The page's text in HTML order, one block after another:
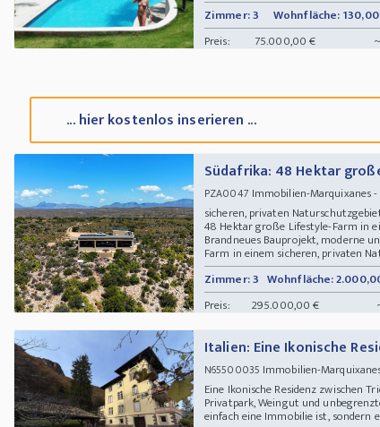
Zimmer: 3
Wohnfläche:
Preis:
75.000,00 €
... hier kostenlos inserieren ...
Südafrika: 48 Hektar
PZA0047 Immobilien-Marquixanes
sicheren, privaten
48 Hektar große Lifestyle-Farm in
Brandneues Bauprojekt, moderne
Farm in einem sicheren, privaten
Zimmer: 3 Wohnfläche:
Preis:
295.000,00 €
Italien: Eine Ikonische
N65500035 Immobilien-
Eine Ikonische Residenz zwischen
Privatpark, Weingut und
einfach eine Immobilie ist, sondern